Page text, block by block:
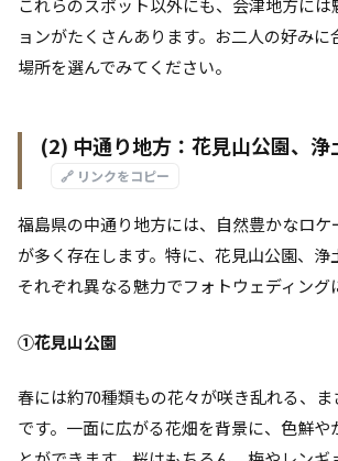
これらのスポット以外にも、会津地方に
ョンがたくさんあります。お二人の好みに
場所を選んでみてください。
(2) 中通り地方：花見山公園、浄
🔗 リンクをコピー
福島県の中通り地方には、自然豊かなロケ
が多く存在します。特に、花見山公園、浄
それぞれ異なる魅力でフォトウェディング
①花見山公園
春には約70種類もの花々が咲き乱れる、ま
です。一面に広がる花畑を背景に、色鮮や